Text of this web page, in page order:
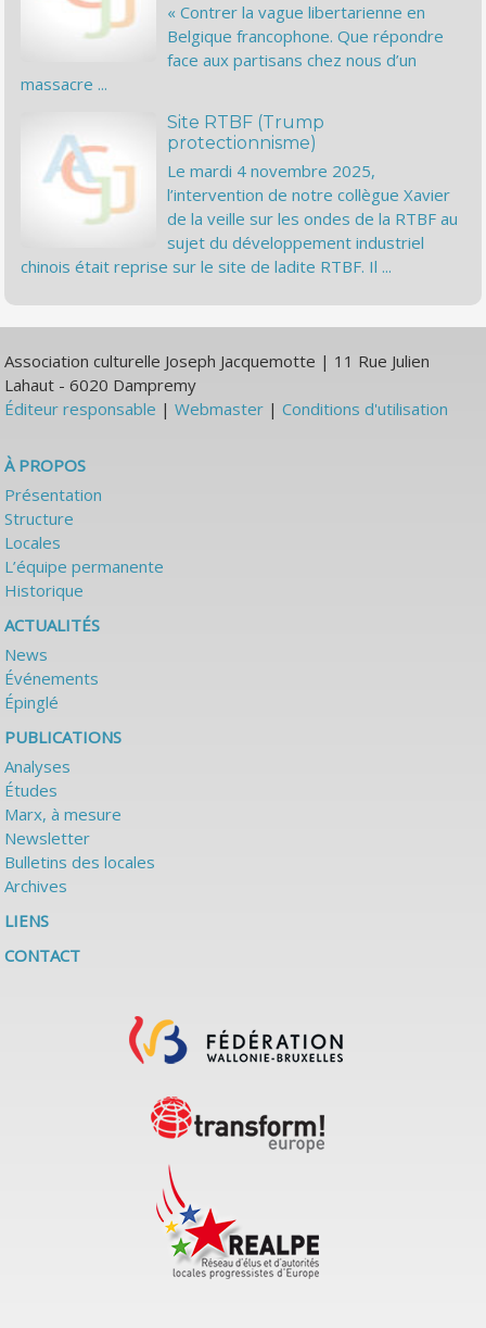
« Contrer la vague libertarienne en
Belgique francophone. Que répondre
face aux partisans chez nous d’un
massacre ...
Site RTBF (Trump
protectionnisme)
Le mardi 4 novembre 2025,
l’intervention de notre collègue Xavier
de la veille sur les ondes de la RTBF au
sujet du développement industriel
chinois était reprise sur le site de ladite RTBF. Il ...
Association culturelle Joseph Jacquemotte | 11 Rue Julien
Lahaut - 6020 Dampremy
Éditeur responsable |Webmaster |Conditions d'utilisation
À PROPOS
Présentation
Structure
Locales
L’équipe permanente
Historique
ACTUALITÉS
News
Événements
Épinglé
PUBLICATIONS
Analyses
Études
Marx, à mesure
Newsletter
Bulletins des locales
Archives
LIENS
CONTACT